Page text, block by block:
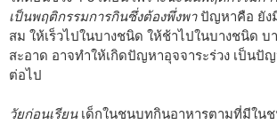
เป็นพฤติกรรมการกินซึ่งต้องพึ่งพาปัญหาคือ ยัง
สม ให้เร็วไปในบางชนิด ให้ช้าไปในบางชนิด บ
สะอาด อาจทำให้เกิดปัญหาอุจจาระร่วง เป็นปั
ต่อไป
วัยก่อนเรียนเด็กในชนบทกินอาหารตามที่มีใน